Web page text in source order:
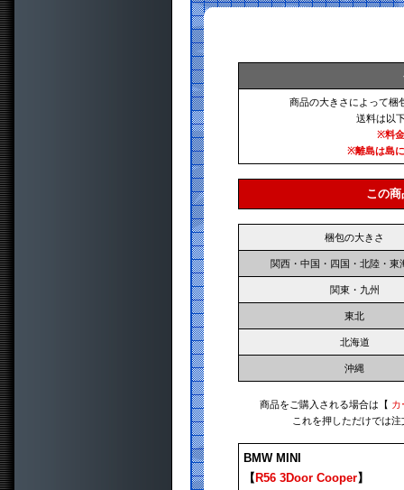
商品の大きさによって梱
送料は以
※料
※離島は島
この
梱包の大きさ
関西・中国・四国・北陸・東
関東・九州
東北
北海道
沖縄
商品をご購入される場合は【 カ
これを押しただけでは
BMW MINI
【 R56 3Door Cooper】